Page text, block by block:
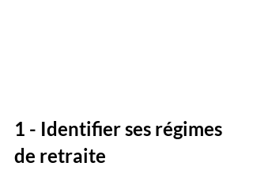
1 - Identifier ses régimes
de retraite